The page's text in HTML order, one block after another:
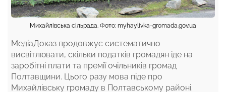
Михайлівська сільрада. Фото: myhaylivka-gromada.gov.ua
МедіаДоказ продовжує систематично
висвітлювати, скільки податків громадян іде на
заробітні плати та премії очільників громад
Полтавщини. Цього разу мова піде про
Михайлівську громаду в Полтавському районі.